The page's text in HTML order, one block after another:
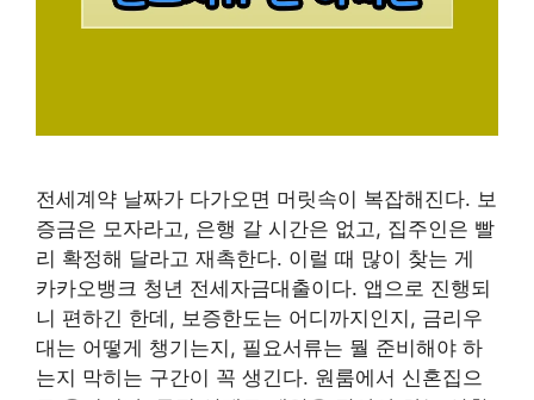
전세계약 날짜가 다가오면 머릿속이 복잡해진다. 보
증금은 모자라고, 은행 갈 시간은 없고, 집주인은 빨
리 확정해 달라고 재촉한다. 이럴 때 많이 찾는 게
카카오뱅크 청년 전세자금대출이다. 앱으로 진행되
니 편하긴 한데, 보증한도는 어디까지인지, 금리우
대는 어떻게 챙기는지, 필요서류는 뭘 준비해야 하
는지 막히는 구간이 꼭 생긴다. 원룸에서 신혼집으